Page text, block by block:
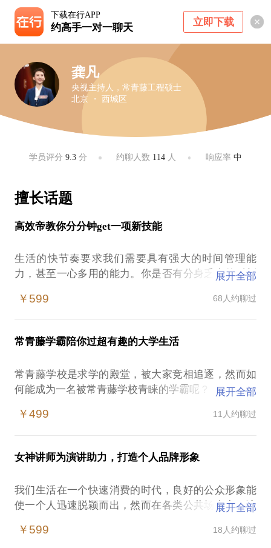
下载在行APP
约高手一对一聊天 立即下载
龚凡
央视主持人，常青藤工程硕士
北京 ・ 西城区
学员评分9.3 分 约聊人数 114 人 响应率 中
擅长话题
高效帝教你分分钟get一项新技能
生活的快节奏要求我们需要具有强大的时间管理能
力，甚至一心多用的能力。你是否有分身乏力的时刻
迅速获取一项新的技能应用到工作中，然而竞争却是
对于生活永远充满求知欲与好奇心的我，在求学阶段
会同时学习三个完全不相干的专业，软件工程、工商
一个学期不在学校，考前三天才开始自学全部功课的
窘境，结果依旧是第一名。一周学会C语言，一个月
备考GRE，考到1520（满分1600），5分钟学会驾驶
师（CFA）考试，突击20天，全A通过。求学期间，
就利用工作之余着手CFA考试，继而找到信托经理的
工作。而从事金融工作之余，又蓄势转行成为一名电
视节目主持人。永远有用不完的精力，当然更离不开
高效的工作、学习方法。
展开全部
￥599 68人约聊过
常青藤学霸陪你过超有趣的大学生活
常青藤学校是求学的殿堂，被大家竞相追逐，然而如
何能成为一名被常青藤学校青睐的学霸呢？
应该如何选择自己的专业、就业方向呢？
大学生活应该怎样度过更有意义呢？
我读本科时同时修了三个专业，软件工程、工商管
坡国立大学的机会，自己申请得到多所常青藤学校录
取通知。在世界排名第一的商学院沃顿商学院和世界
上第一台电子计算机的诞生地宾夕法尼亚大学工程学
展开全部
￥499 11人约聊过
女神讲师为演讲助力，打造个人品牌形象
我们生活在一个快速消费的时代，良好的公众形象能
使一个人迅速脱颖而出，然而在各类公共场合中，该
大多数职场达人都关注的问题。在这样的情况下，有
展开全部
￥599 18人约聊过